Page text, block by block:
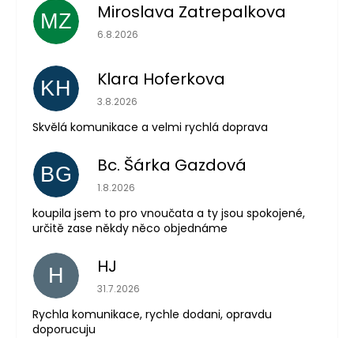
MZ Miroslava Zatrepalkova
Hodnocení obchodu je 5 z 5 hvězdiček.
6.8.2026
KH Klara Hoferkova
Hodnocení obchodu je 5 z 5 hvězdiček.
3.8.2026
Skvělá komunikace a velmi rychlá doprava
BG Bc. Šárka Gazdová
Hodnocení obchodu je 5 z 5 hvězdiček.
1.8.2026
koupila jsem to pro vnoučata a ty jsou spokojené,
určitě zase někdy něco objednáme
H HJ
Hodnocení obchodu je 5 z 5 hvězdiček.
31.7.2026
Rychla komunikace, rychle dodani, opravdu
doporucuju